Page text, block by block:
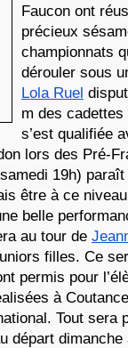
Faucon ont
précieux
championnats
dérouler sous
Lola Ruel
m des
s’est qualifiée
lors des Pré-
19h)
être à ce
belle
au tour de
filles. Ce
permis pour
à
Tout sera
départ dimanche